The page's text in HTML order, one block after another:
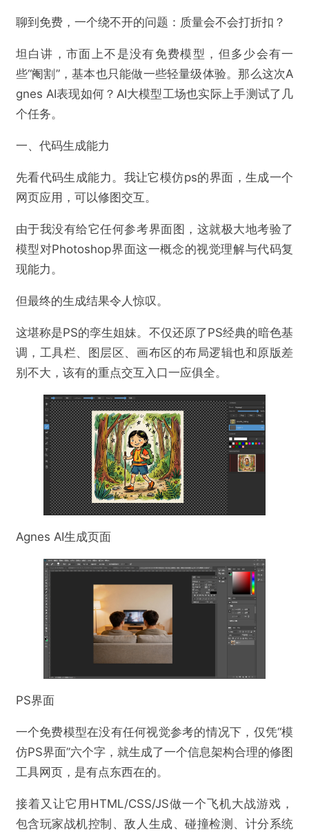
聊到免费，一个绕不开的问题：质量会不会打折扣？
坦白讲，市面上不是没有免费模型，但多少会有一
些“阉割”，基本也只能做一些轻量级体验。那么这次A
gnes AI表现如何？AI大模型工场也实际上手测试了几
个任务。
一、代码生成能力
先看代码生成能力。我让它模仿ps的界面，生成一个
网页应用，可以修图交互。
由于我没有给它任何参考界面图，这就极大地考验了
模型对Photoshop界面这一概念的视觉理解与代码复
现能力。
但最终的生成结果令人惊叹。
这堪称是PS的孪生姐妹。不仅还原了PS经典的暗色基
调，工具栏、图层区、画布区的布局逻辑也和原版差
别不大，该有的重点交互入口一应俱全。
Agnes AI生成页面
PS界面
一个免费模型在没有任何视觉参考的情况下，仅凭“模
仿PS界面”六个字，就生成了一个信息架构合理的修图
工具网页，是有点东西在的。
接着又让它用HTML/CSS/JS做一个飞机大战游戏，
包含玩家战机控制、敌人生成、碰撞检测、计分系统